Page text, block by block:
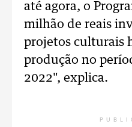
até agora, o
milhão de reais
projetos culturais
produção no
2022", explica.